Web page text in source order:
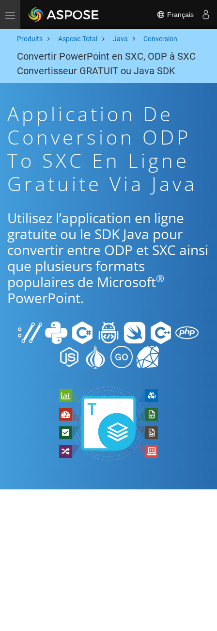
Toggle navigation Français
Produits Aspose.Total Java Conversion
Convertir PowerPoint en SXC, ODP à SXC
Convertisseur GRATUIT ou Java SDK
Application De
Conversion ODP
To SXC En Ligne
Gratuite Via Java
Utilisez l’application en ligne
gratuite ou le SDK Java pour
convertir entre ODP et SXC ainsi
que plusieurs formats
populaires de Microsoft®
PowerPoint.